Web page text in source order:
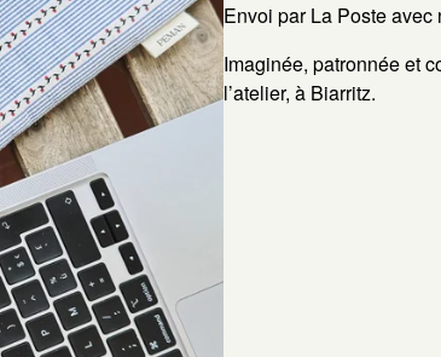
Envoi par La Poste avec
Imaginée, patronnée et
l’atelier, à Biarritz.